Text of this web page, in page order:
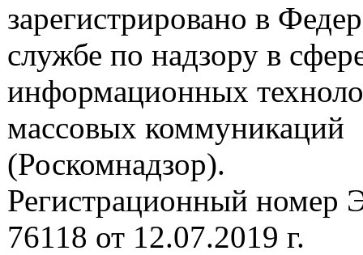
зарегистрировано в
службе по надзору в
информационных
массовых коммуникаций
(Роскомнадзор).
Регистрационный
76118 от 12.07.2019 г.